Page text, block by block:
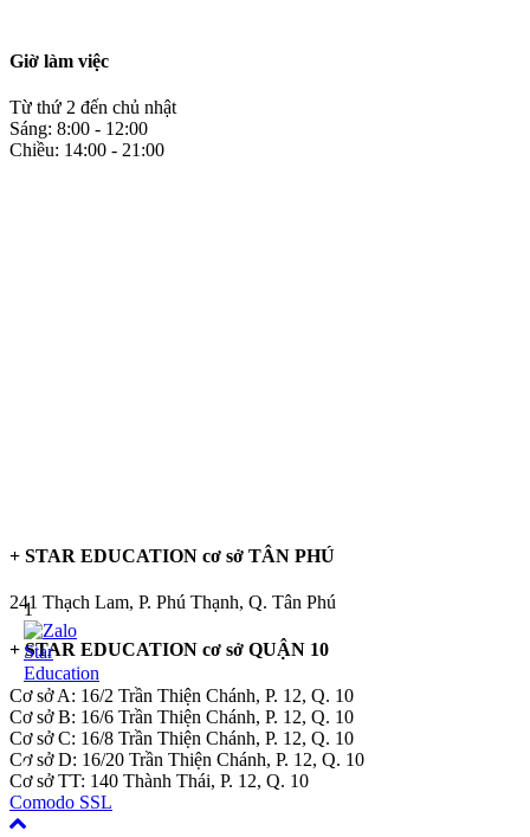
Giờ làm việc
Từ thứ 2 đến chủ nhật
Sáng: 8:00 - 12:00
Chiều: 14:00 - 21:00
+ STAR EDUCATION cơ sở TÂN PHÚ
241 Thạch Lam, P. Phú Thạnh, Q. Tân Phú
+ STAR EDUCATION cơ sở QUẬN 10
Cơ sở A: 16/2 Trần Thiện Chánh, P. 12, Q. 10
Cơ sở B: 16/6 Trần Thiện Chánh, P. 12, Q. 10
Cơ sở C: 16/8 Trần Thiện Chánh, P. 12, Q. 10
Cơ sở D: 16/20 Trần Thiện Chánh, P. 12, Q. 10
Cơ sở TT: 140 Thành Thái, P. 12, Q. 10
Comodo SSL
1